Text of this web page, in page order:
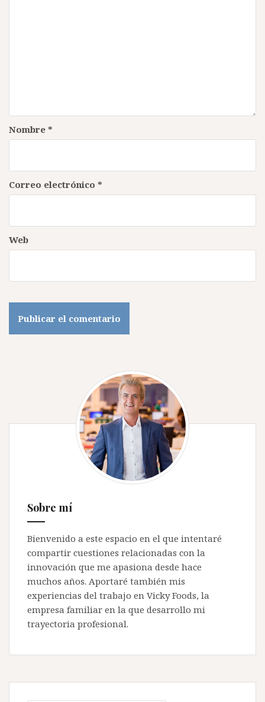
Nombre *
Correo electrónico *
Web
Sobre mí
Bienvenido a este espacio en el que intentaré
compartir cuestiones relacionadas con la
innovación que me apasiona desde hace
muchos años. Aportaré también mis
experiencias del trabajo en Vicky Foods, la
empresa familiar en la que desarrollo mi
trayectoria profesional.